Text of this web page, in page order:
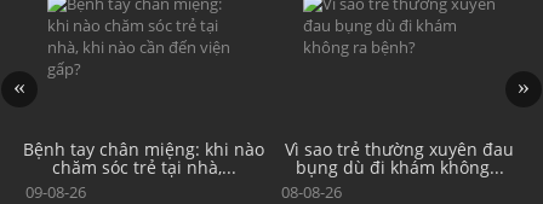
Bệnh tay chân miệng: khi nào
chăm sóc trẻ tại nhà,...
09-08-26
Vì sao trẻ thường xuyên đau
bụng dù đi khám không...
08-08-26